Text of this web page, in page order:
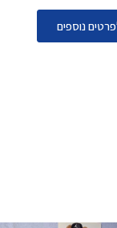
נוספים